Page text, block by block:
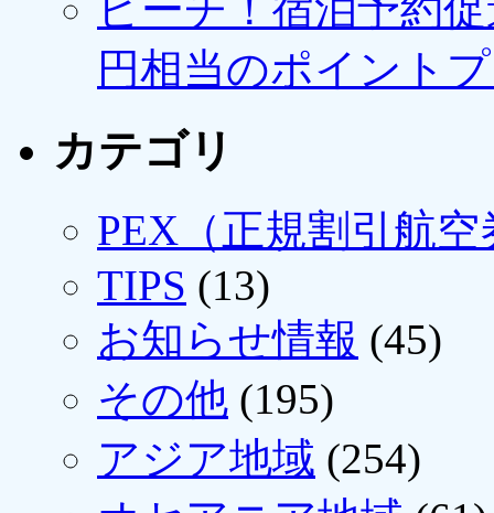
円相当のポイント
カテゴリ
PEX（正規割引航空
TIPS (13)
お知らせ情報 (45)
その他 (195)
アジア地域 (254)